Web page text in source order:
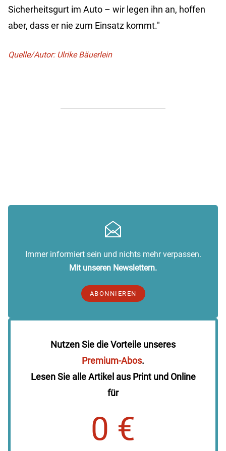
Sicherheitsgurt im Auto – wir legen ihn an, hoffen
aber, dass er nie zum Einsatz kommt."
Quelle/Autor: Ulrike Bäuerlein
Immer informiert sein und nichts mehr verpassen.
Mit unseren Newslettern.
ABONNIEREN
Nutzen Sie die Vorteile unseres
Premium-Abos.
Lesen Sie alle Artikel aus Print und Online
für
0 €